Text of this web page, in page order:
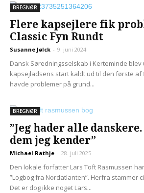
BREGNØR
Flere kapsejlere fik
Classic Fyn Rundt
Susanne Jølck - 9. juni 2024
Dansk Søredningsselskab i Kerteminde
kapsejladsens start kaldt ud til den første
havde problemer på grund...
BREGNØR
”Jeg hader alle
dem jeg kender”
Michael Rathje - 28. juli 2025
Den lokale forfatter Lars Toft Rasmussen
”Logbog fra Nordatlanten”. Herfra stammer
Det er dog ikke noget Lars...